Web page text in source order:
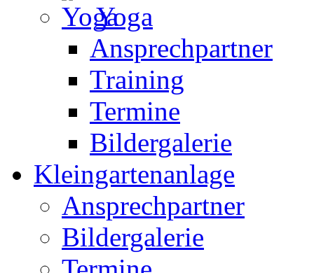
Yoga
Ansprechpartner
Training
Termine
Bildergalerie
Kleingartenanlage
Ansprechpartner
Bildergalerie